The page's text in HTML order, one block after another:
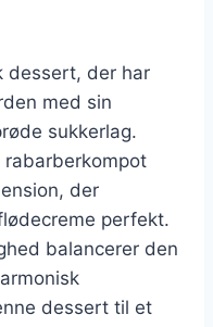
dessert, der har
med sin
sukkerlag.
rabarberkompot
der
perfekt.
balancerer den
dessert til et